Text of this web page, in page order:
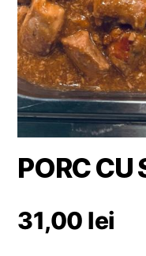
PORC CU
31,00 lei